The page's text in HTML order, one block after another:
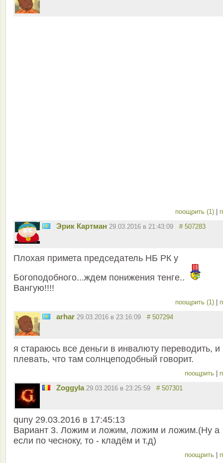
поощрить (1)
Эрик Картман 29.03.2016 в 21:43:09 # 507283
Плохая примета председатель НБ РК у
Богоподобного...ждем понижения тенге..
Вангую!!!!
поощрить (1)
arhar 29.03.2016 в 23:16:09 # 507294
я стараюсь все деньги в инвалюту переводить, и
плевать, что там солнцеподобный говорит.
поощрить
Zoggyla 29.03.2016 в 23:25:59 # 507301
quny 29.03.2016 в 17:45:13
Вариант 3. Ложим и ложим, ложим и ложим.(Ну а
если по чесноку, то - кладём и т.д)
поощрить